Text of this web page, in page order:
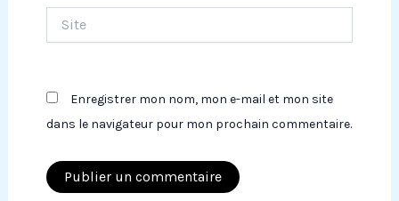
Enregistrer mon nom, mon e-mail et mon site
dans le navigateur pour mon prochain commentaire.